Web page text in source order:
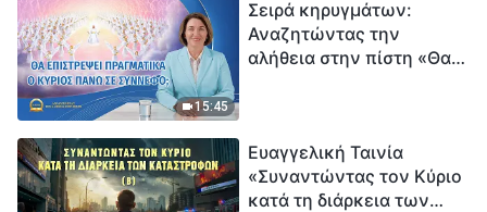
15:45
Σειρά κηρυγμάτων:
Αναζητώντας την
αλήθεια στην πίστη «Θα
Ευαγγελική Ταινία
«Συναντώντας τον Κύριο
κατά τη διάρκεια των